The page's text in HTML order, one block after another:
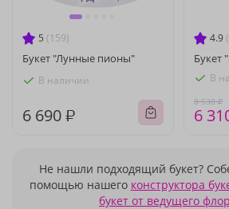
5 (159)
Букет "Лунные пионы"
В наличии
6 690 ₽
4.9
Букет
В
8 530 ₽
6
Не нашли подходящий букет?
помощью нашего конструктора
букет от ведущего